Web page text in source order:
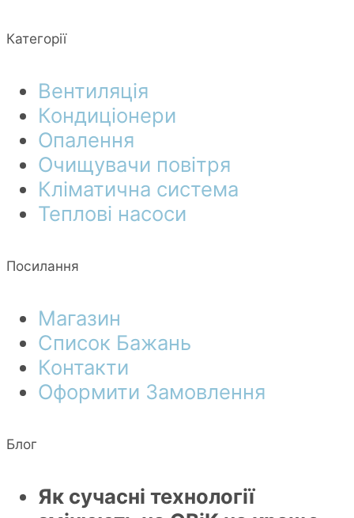
Категорії
Вентиляція
Кондиціонери
Опалення
Очищувачи повітря
Кліматична система
Теплові насоси
Посилання
Магазин
Список Бажань
Контакти
Оформити Замовлення
Блог
Як сучасні технології